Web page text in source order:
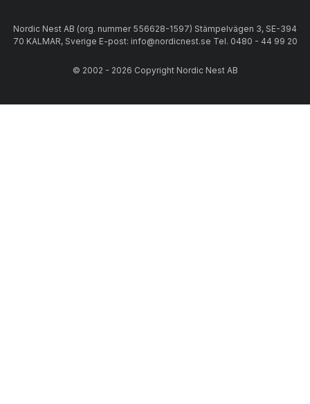
Nordic Nest AB (org. nummer 556628-1597) Stämpelvägen 3, SE-394
70 KALMAR, Sverige E-post: info@nordicnest.se Tel. 0480 - 44 99 20
© 2002 - 2026 Copyright Nordic Nest AB